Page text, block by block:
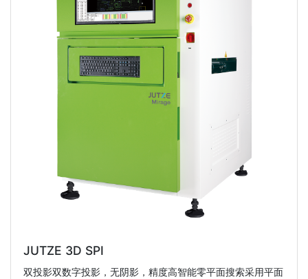
JUTZE 3D SPI
双投影双数字投影，无阴影，精度高智能零平面搜索采用平面